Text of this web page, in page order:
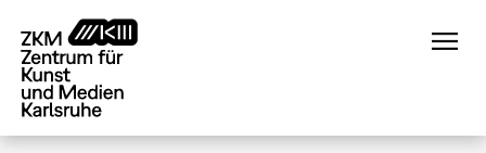
zum
Inhalt